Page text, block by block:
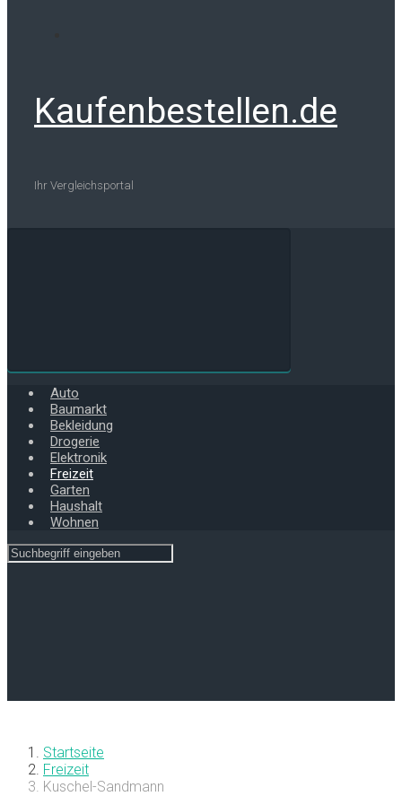
Kaufenbestellen.de
Ihr Vergleichsportal
Auto
Baumarkt
Bekleidung
Drogerie
Elektronik
Freizeit
Garten
Haushalt
Wohnen
Startseite
Freizeit
Kuschel-Sandmann